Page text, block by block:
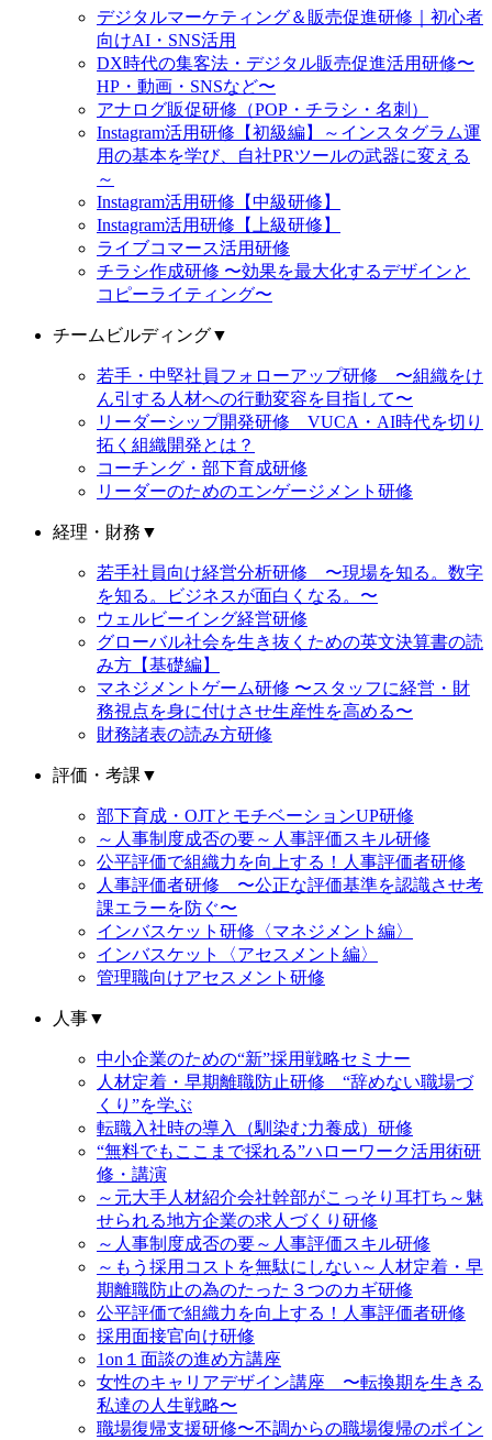
デジタルマーケティング＆販売促進研修｜初心者
向けAI・SNS活用
DX時代の集客法・デジタル販売促進活用研修〜
HP・動画・SNSなど〜
アナログ販促研修（POP・チラシ・名刺）
Instagram活用研修【初級編】～インスタグラム運
用の基本を学び、自社PRツールの武器に変える
～
Instagram活用研修【中級研修】
Instagram活用研修【上級研修】
ライブコマース活用研修
チラシ作成研修 〜効果を最大化するデザインと
コピーライティング〜
チームビルディング▼
若手・中堅社員フォローアップ研修 〜組織をけ
ん引する人材への行動変容を目指して〜
リーダーシップ開発研修 VUCA・AI時代を切り
拓く組織開発とは？
コーチング・部下育成研修
リーダーのためのエンゲージメント研修
経理・財務 ▼
若手社員向け経営分析研修 〜現場を知る。数字
を知る。ビジネスが面白くなる。〜
ウェルビーイング経営研修
グローバル社会を生き抜くための英文決算書の読
み方【基礎編】
マネジメントゲーム研修 〜スタッフに経営・財
務視点を身に付けさせ生産性を高める〜
財務諸表の読み方研修
評価・考課 ▼
部下育成・OJTとモチベーションUP研修
～人事制度成否の要～人事評価スキル研修
公平評価で組織力を向上する！人事評価者研修
人事評価者研修 〜公正な評価基準を認識させ考
課エラーを防ぐ〜
インバスケット研修〈マネジメント編〉
インバスケット〈アセスメント編〉
管理職向けアセスメント研修
人事▼
中小企業のための“新”採用戦略セミナー
人材定着・早期離職防止研修 “辞めない職場づ
くり”を学ぶ
転職入社時の導入（馴染む力養成）研修
“無料でもここまで採れる”ハローワーク活用術研
修・講演
～元大手人材紹介会社幹部がこっそり耳打ち～魅
せられる地方企業の求人づくり研修
～人事制度成否の要～人事評価スキル研修
～もう採用コストを無駄にしない～人材定着・早
期離職防止の為のたった３つのカギ研修
公平評価で組織力を向上する！人事評価者研修
採用面接官向け研修
1on１面談の進め方講座
女性のキャリアデザイン講座 〜転換期を生きる
私達の人生戦略〜
職場復帰支援研修〜不調からの職場復帰のポイン